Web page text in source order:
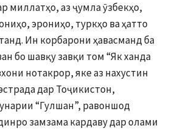
миллатҳо, аз ҷумла ӯзбекҳо,
эрониҳо, туркҳо ва ҳатто
Ин корбарони ҳавасманд ба
бо шавқу завқи том “Як ханда
нотакрор, яке аз нахустин
дар Тоҷикистон,
“Гулшан”, равоншод
замзама кардаву дар олами